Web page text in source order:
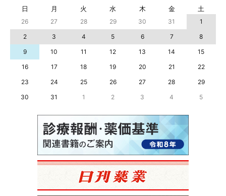
日 月 火 水 木 金 土
26 27 28 29 30 31
1
2
3 4 5 6 7
8
9
10 11 12 13 14
15
16
17 18 19 20 21
22
23
24 25 26 27 28
29
30
31 1 2 3 4 5